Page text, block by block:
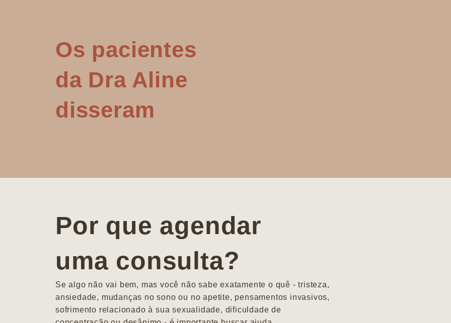
Os pacientes
da Dra Aline
disseram
Por que agendar
uma consulta?
Se algo não vai bem, mas você não sabe exatamente o quê - tristeza,
ansiedade, mudanças no sono ou no apetite, pensamentos invasivos,
sofrimento relacionado à sua sexualidade, dificuldade de